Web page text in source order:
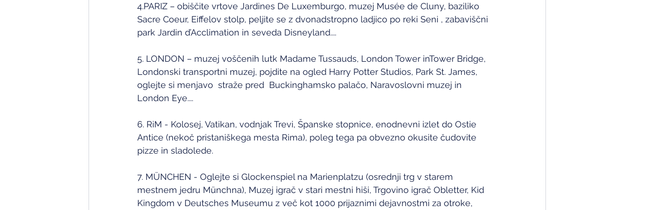
4.PARIZ – obiščite vrtove Jardines De Luxemburgo, muzej Musée de Cluny, baziliko
Sacre Coeur, Eiffelov stolp, peljite se z dvonadstropno ladjico po reki Seni , zabaviščni
park Jardin d’Acclimation in seveda Disneyland....
5. LONDON – muzej voščenih lutk Madame Tussauds, London Tower inTower Bridge,
Londonski transportni muzej, pojdite na ogled Harry Potter Studios, Park St. James,
oglejte si menjavo  straže pred  Buckinghamsko palačo, Naravoslovni muzej in
London Eye....
6. RiM - Kolosej, Vatikan, vodnjak Trevi, Španske stopnice, enodnevni izlet do Ostie
Antice (nekoč pristaniškega mesta Rima), poleg tega pa obvezno okusite čudovite
pizze in sladolede.
7. MÜNCHEN - Oglejte si Glockenspiel na Marienplatzu (osrednji trg v starem
mestnem jedru Münchna), Muzej igrač v stari mestni hiši, Trgovino igrač Obletter, Kid
Kingdom v Deutsches Museumu z več kot 1000 prijaznimi dejavnostmi za otroke,